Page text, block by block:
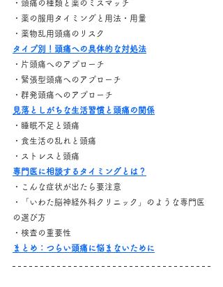
・頭痛の種類と薬のミスマッチ
・薬の服用タイミングと用法・用量
・薬物乱用頭痛のリスク
タイプ別！頭痛への具体的な対処法
・片頭痛へのアプローチ
・緊張型頭痛へのアプローチ
・群発頭痛へのアプローチ
見落としがちな生活習慣と頭痛の関係
・睡眠不足と頭痛
・食生活の乱れと頭痛
・ストレスと頭痛
専門医に相談するタイミングとは？
・こんな症状が出たら要注意
・「いわた脳神経外科クリニック」のような専門医
の選び方
・検査の重要性
まとめ：つらい頭痛に悩まないために